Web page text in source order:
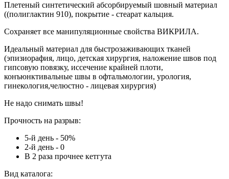
Плетеный синтетический абсорбируемый шовный материал
((полиглактин 910), покрытие - стеарат кальция.
Cохраняет все манипуляционные свойства ВИКРИЛА.
Идеальный материал для быстрозаживающих тканей
(эпизиорафия, лицо, детская хирургия, наложение швов под
гипсовую повязку, иссечение крайней плоти,
конъюнктивальные швы в офтальмологии, урология,
гинекология,челюстно - лицевая хирургия)
Не надо снимать швы!
Прочность на разрыв:
5-й день - 50%
2-й день - 0
В 2 раза прочнее кетгута
Вид каталога: